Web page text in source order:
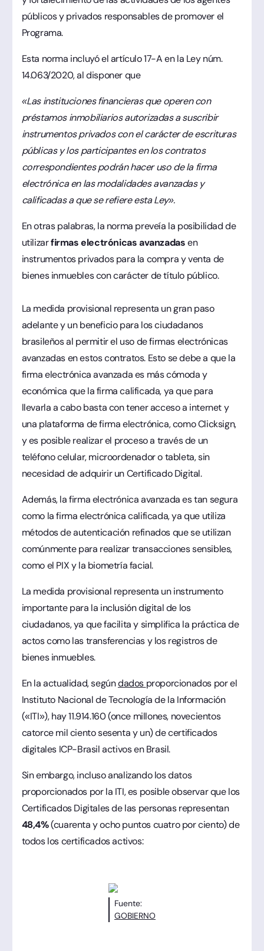
públicos y privados responsables de promover el
Programa.
Esta norma incluyó el artículo 17-A en la Ley núm.
14.063/2020, al disponer que
«Las instituciones financieras que operen con
préstamos inmobiliarios autorizadas a suscribir
instrumentos privados con el carácter de escrituras
públicas y los participantes en los contratos
correspondientes podrán hacer uso de la firma
electrónica en las modalidades avanzadas y
calificadas a que se refiere esta Ley».
En otras palabras, la norma preveía la posibilidad de
utilizarfirmas electrónicas avanzadasen
instrumentos privados para la compra y venta de
bienes inmuebles con carácter de título público.
La medida provisional representa un gran paso
adelante y un beneficio para los ciudadanos
brasileños al permitir el uso de firmas electrónicas
avanzadas en estos contratos. Esto se debe a que la
firma electrónica avanzada es más cómoda y
económica que la firma calificada, ya que para
llevarla a cabo basta con tener acceso a internet y
una plataforma de firma electrónica, como Clicksign,
y es posible realizar el proceso a través de un
teléfono celular, microordenador o tableta, sin
necesidad de adquirir un Certificado Digital.
Además, la firma electrónica avanzada es tan segura
como la firma electrónica calificada, ya que utiliza
métodos de autenticación refinados que se utilizan
comúnmente para realizar transacciones sensibles,
como el PIX y la biometría facial.
La medida provisional representa un instrumento
importante para la inclusión digital de los
ciudadanos, ya que facilita y simplifica la práctica de
actos como las transferencias y los registros de
bienes inmuebles.
En la actualidad, segúndados proporcionados por el
Instituto Nacional de Tecnología de la Información
(«ITI»), hay 11.914.160 (once millones, novecientos
catorce mil ciento sesenta y un) de certificados
digitales ICP-Brasil activos en Brasil.
Sin embargo, incluso analizando los datos
proporcionados por la ITI, es posible observar que los
Certificados Digitales de las personas representan
48,4%(cuarenta y ocho puntos cuatro por ciento) de
todos los certificados activos:
Fuente:
GOBIERNO